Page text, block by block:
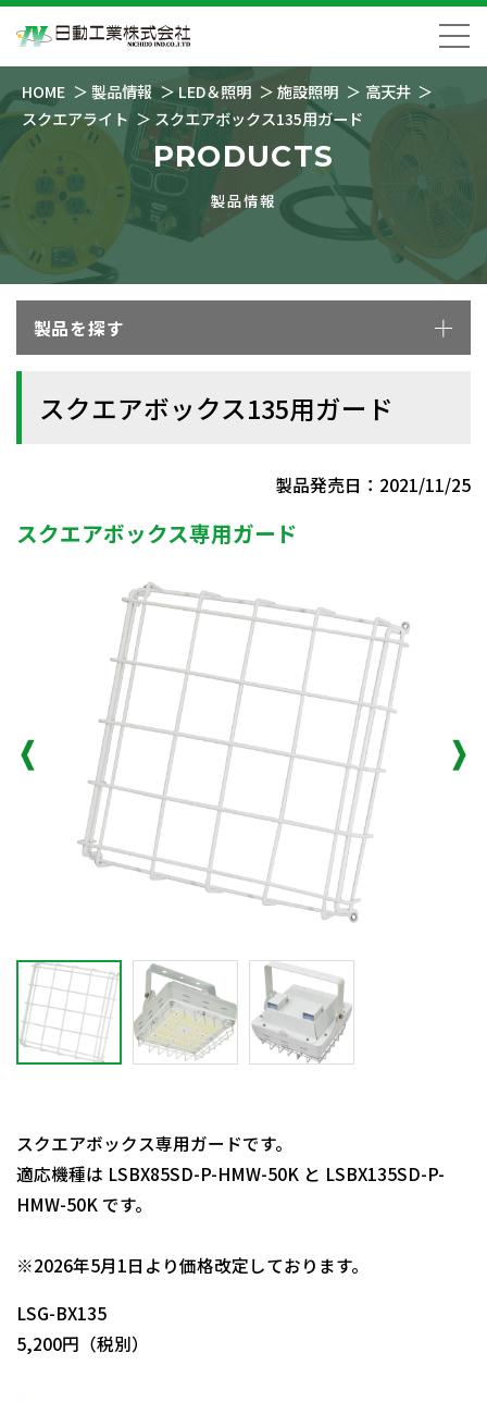
HOME 製品情報 LED＆照明 施設照明
高天井
スクエアライト
スクエアボックス135用ガード
PRODUCTS
製品情報
製品を探す
スクエアボックス135用ガード
製品発売日：2021/11/25
スクエアボックス専用ガード
スクエアボックス専用ガードです。
適応機種は LSBX85SD-P-HMW-50K と LSBX135SD-P-
HMW-50K です。
※2026年5月1日より価格改定しております。
LSG-BX135
5,200円（税別）